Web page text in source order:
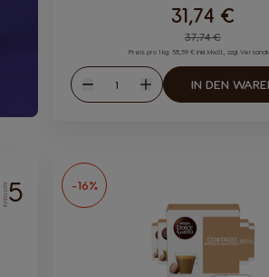
Regular Price
37,74 €
31,74 €
Preis pro 1 kg: 58,59 € inkl. MwSt., zzgl.
Abnahme
Menge
Zunahme
IN DEN
INTENSITÄT5 -16%